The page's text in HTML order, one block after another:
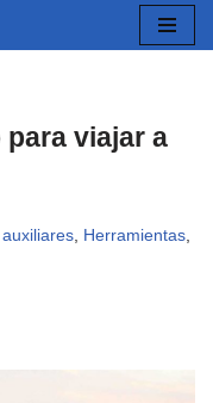
viajar a
, Herramientas,